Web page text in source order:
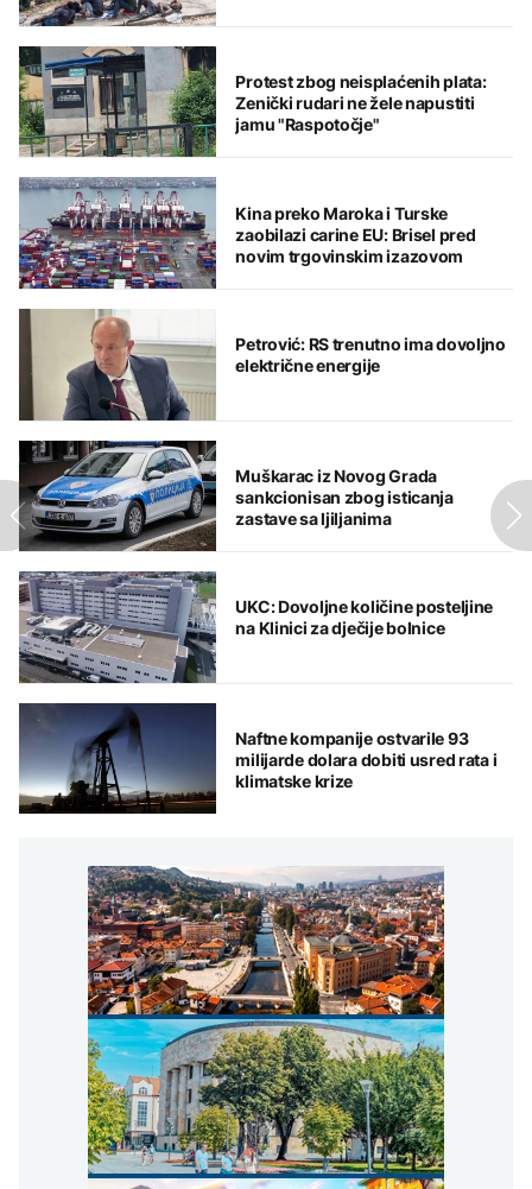
Protest zbog neisplaćenih plata:
Zenički rudari ne žele napustiti
jamu "Raspotočje"
Kina preko Maroka i Turske
zaobilazi carine EU: Brisel pred
novim trgovinskim izazovom
Petrović: RS trenutno ima dovoljno
električne energije
Muškarac iz Novog Grada
sankcionisan zbog isticanja
zastave sa ljiljanima
UKC: Dovoljne količine posteljine
na Klinici za dječije bolnice
Naftne kompanije ostvarile 93
milijarde dolara dobiti usred rata i
klimatske krize